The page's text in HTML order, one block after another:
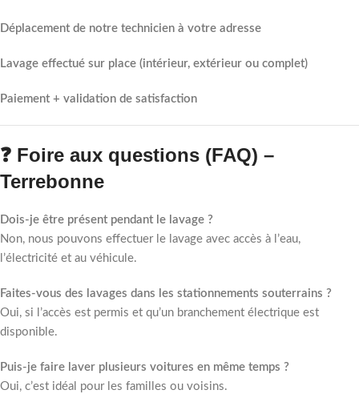
Déplacement de notre technicien à votre adresse
Lavage effectué sur place (intérieur, extérieur ou complet)
Paiement + validation de satisfaction
❓ Foire aux questions (FAQ) –
Terrebonne
Dois-je être présent pendant le lavage ?
Non, nous pouvons effectuer le lavage avec accès à l’eau,
l’électricité et au véhicule.
Faites-vous des lavages dans les stationnements souterrains ?
Oui, si l’accès est permis et qu’un branchement électrique est
disponible.
Puis-je faire laver plusieurs voitures en même temps ?
Oui, c’est idéal pour les familles ou voisins.